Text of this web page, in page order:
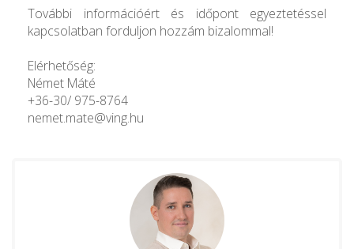
További információért és időpont egyeztetéssel
kapcsolatban forduljon hozzám bizalommal!
Elérhetőség:
Német Máté
+36-30/ 975-8764
nemet.mate@ving.hu